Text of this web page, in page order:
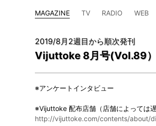
MAGAZINE TV RADIO WEB
2019/8月2週目から順次発刊
Vijuttoke 8月号(Vol.89）
※アンケートインタビュー
※Vijuttoke 配布店舗（店舗によっては
http://vijuttoke.com/contents/about/